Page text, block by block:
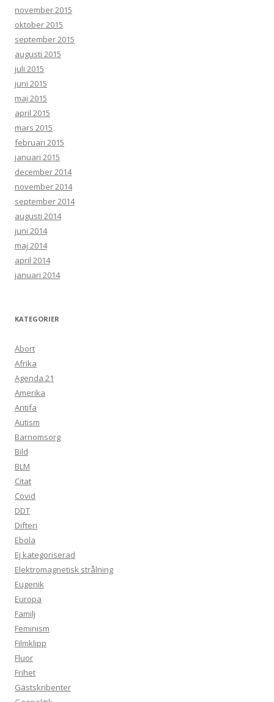
november 2015
oktober 2015
september 2015
augusti 2015
juli 2015
juni 2015
maj 2015
april 2015
mars 2015
februari 2015
januari 2015
december 2014
november 2014
september 2014
augusti 2014
juni 2014
maj 2014
april 2014
januari 2014
KATEGORIER
Abort
Afrika
Agenda 21
Amerika
Antifa
Autism
Barnomsorg
Bild
BLM
Citat
Covid
DDT
Difteri
Ebola
Ej kategoriserad
Elektromagnetisk strålning
Eugenik
Europa
Familj
Feminism
Filmklipp
Fluor
Frihet
Gästskribenter